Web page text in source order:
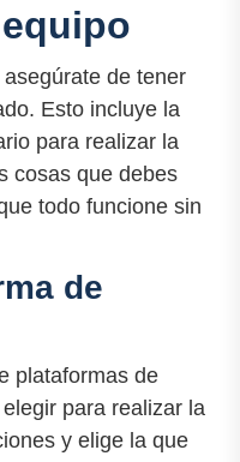
de tener
Esto incluye la
para realizar la
cosas que debes
todo funcione sin
de
plataformas de
para realizar la
y elige la que